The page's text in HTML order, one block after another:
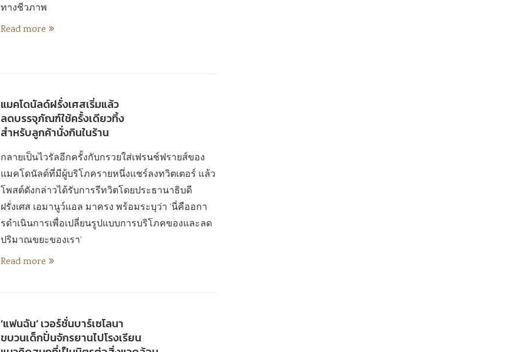
ทางชีวภาพ
Read more
แมคโดนัลด์ฝรั่งเศสเริ่มแล้ว
ลดบรรจุภัณฑ์ใช้ครั้งเดียวทิ้ง
สำหรับลูกค้านั่งกินในร้าน
กลายเป็นไวรัลอีกครั้งกับกรวยใส่เฟรนช์ฟรายส์ของ
แมคโดนัลด์ที่มีผู้บริโภครายหนึ่งแชร์ลงทวิตเตอร์ แล้ว
โพสต์ดังกล่าวได้รับการรีทวิตโดยประธานาธิบดี
ฝรั่งเศส เอมานูว์แอล มาครง พร้อมระบุว่า ‘นี่คืออกา
รดำเนินการเพื่อเปลี่ยนรูปแบบการบริโภคของและลด
ปริมาณขยะของเรา’
Read more
‘แฟนฉัน’ เวอร์ชั่นบาร์เซโลนา
ขบวนเด็กปั่นจักรยานไปโรงเรียน